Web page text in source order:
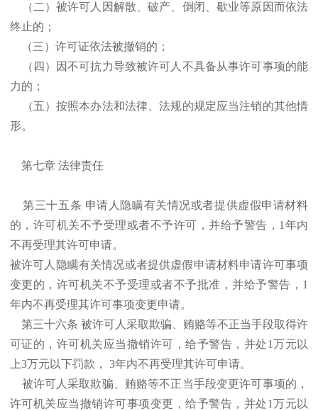
（二）被许可人因解散、破产、倒闭、歇业等原因而依法
终止的；
（三）许可证依法被撤销的；
（四）因不可抗力导致被许可人不具备从事许可事项的能
力的；
（五）按照本办法和法律、法规的规定应当注销的其他情
形。
第七章 法律责任
第三十五条 申请人隐瞒有关情况或者提供虚假申请材料
的，许可机关不予受理或者不予许可，并给予警告，1年内
不再受理其许可申请。
被许可人隐瞒有关情况或者提供虚假申请材料申请许可事项
变更的，许可机关不予受理或者不予批准，并给予警告，1
年内不再受理其许可事项变更申请。
第三十六条 被许可人采取欺骗、贿赂等不正当手段取得许
可证的，许可机关应当撤销许可，给予警告，并处1万元以
上3万元以下罚款， 3年内不再受理其许可申请。
被许可人采取欺骗、贿赂等不正当手段变更许可事项的，
许可机关应当撤销许可事项变更，给予警告，并处1万元以